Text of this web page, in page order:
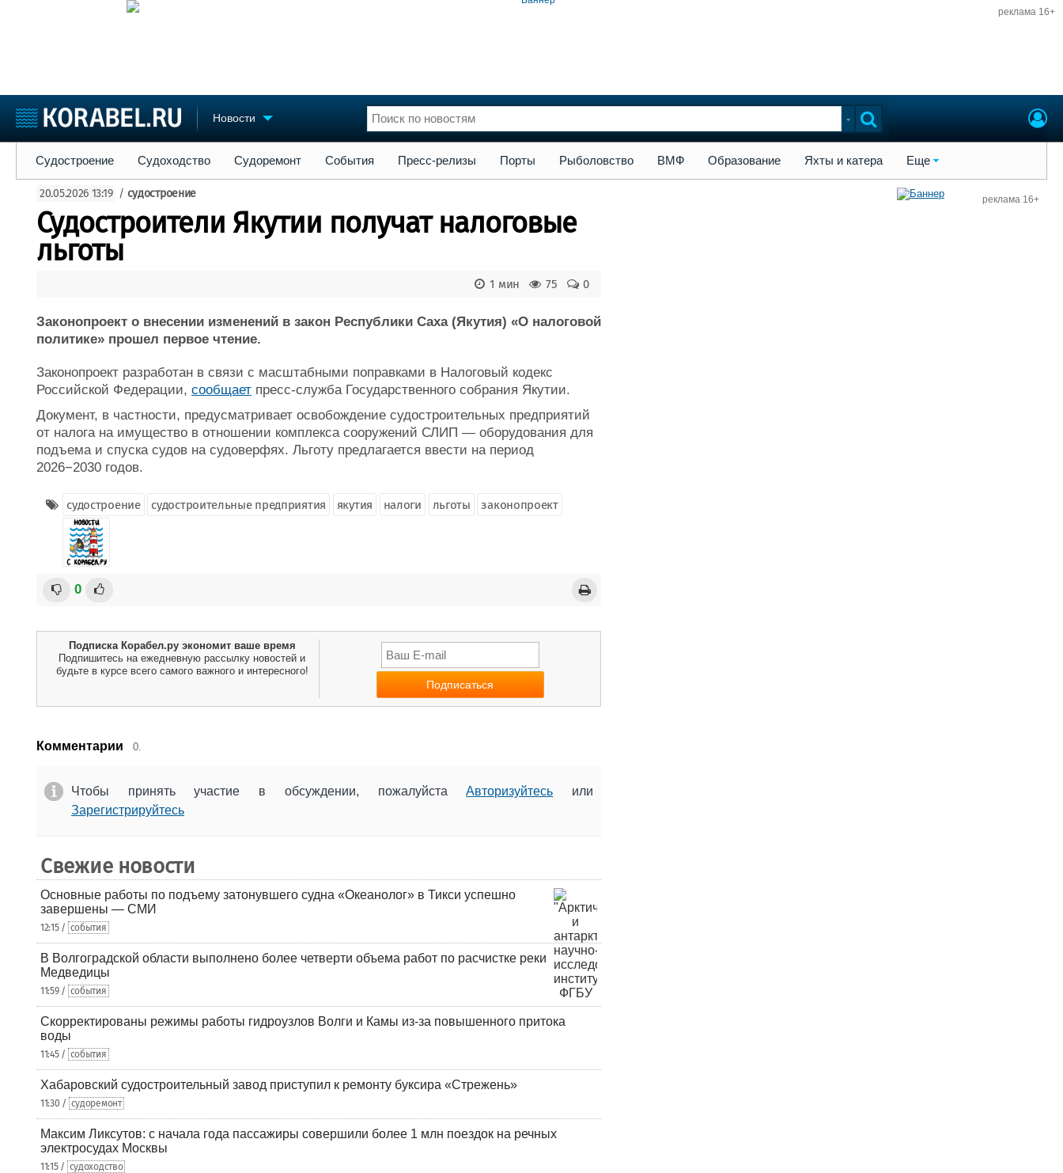
реклама 16+
Новости
Судостроение
Пульс
Новости
Компании
Репутация
Журнал
Реклама
Торговая площадка
Доска объявлений
Продажа флота
Конференции
Личности
Флот
Форум
Судостроение Судоходство Судоремонт События Пресс-релизы Порты Рыболовство ВМФ Образование Яхты и катера Еще
20.05.2026 13:19 / судостроение
Судостроители Якутии получат налоговые
льготы
0
75
1 мин
Законопроект о внесении изменений в закон Республики Саха (Якутия) «О налоговой
политике» прошел первое чтение.
Законопроект разработан в связи с масштабными поправками в Налоговый кодекс
Российской Федерации, сообщает пресс-служба Государственного собрания Якутии.
Документ, в частности, предусматривает освобождение судостроительных предприятий
от налога на имущество в отношении комплекса сооружений СЛИП — оборудования для
подъема и спуска судов на судоверфях. Льготу предлагается ввести на период
2026−2030 годов.
судостроение судостроительные предприятия якутия налоги льготы законопроект
0
Подписка Корабел.ру экономит ваше время
Подпишитесь на ежедневную рассылку новостей и
будьте в курсе всего самого важного и интересного!
Комментарии 0.
Чтобы принять участие в обсуждении, пожалуйстаАвторизуйтесь или
Зарегистрируйтесь
Свежие новости
Основные работы по подъему затонувшего судна «Океанолог» в Тикси успешно
завершены — СМИ
12:15 / события
В Волгоградской области выполнено более четверти объема работ по расчистке реки
Медведицы
11:59 / события
Скорректированы режимы работы гидроузлов Волги и Камы из-за повышенного притока
воды
11:45 / события
Хабаровский судостроительный завод приступил к ремонту буксира «Стрежень»
11:30 / судоремонт
Максим Ликсутов: с начала года пассажиры совершили более 1 млн поездок на речных
электросудах Москвы
11:15 / судоходство
реклама 16+